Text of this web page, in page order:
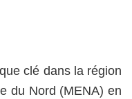
clé dans la région
du Nord (MENA) en